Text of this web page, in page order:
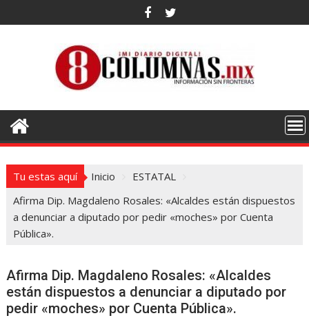
al
Tu estas aquí Inicio
ESTATAL
Afirma Dip. Magdaleno Rosales: «Alcaldes están dispuestos
a denunciar a diputado por pedir «moches» por Cuenta
Pública».
Afirma Dip. Magdaleno Rosales: «Alcaldes
están dispuestos a denunciar a diputado por
pedir «moches» por Cuenta Pública».